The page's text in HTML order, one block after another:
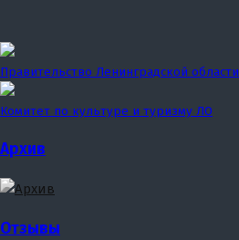
Правительство Ленинградской области
Комитет по культуре и туризму ЛО
Архив
Отзывы